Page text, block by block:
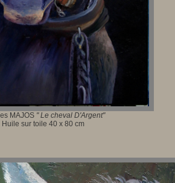
MAJOS "Le cheval D'Argent"
Huile sur toile 40 x 80 cm